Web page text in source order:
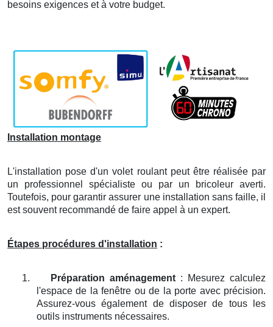
besoins exigences et à votre budget.
Installation montage
L'installation pose d'un volet roulant peut être réalisée par
un professionnel spécialiste ou par un bricoleur averti.
Toutefois, pour garantir assurer une installation sans faille, il
est souvent recommandé de faire appel à un expert.
Étapes procédures d'installation :
1. Préparation aménagement : Mesurez calculez
l'espace de la fenêtre ou de la porte avec précision.
Assurez-vous également de disposer de tous les
outils instruments nécessaires.